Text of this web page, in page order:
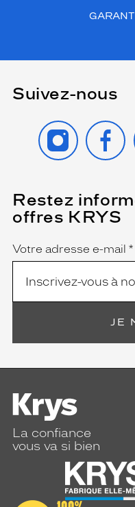
Suivez-nous
INSTAGRAM
Restez
offres KRYS
Name
Votre adresse e-mail *
(Ce
champ
est
JE
La confiance
vous va si bien